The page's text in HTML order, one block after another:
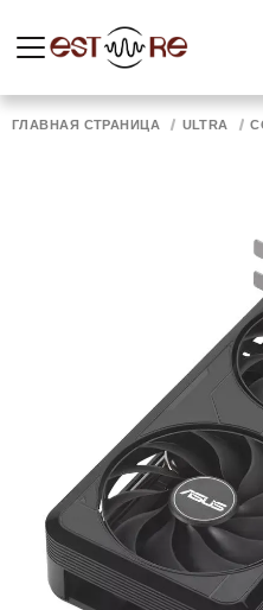
ГЛАВНАЯ СТРАНИЦА ULTRA